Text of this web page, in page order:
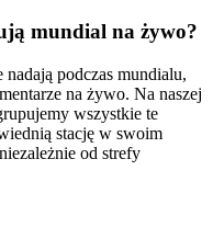
mundial na żywo?
podczas mundialu,
na żywo. Na naszej
wszystkie te
stację w swoim
od strefy